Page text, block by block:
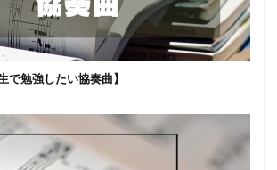
で勉強したい協奏曲】